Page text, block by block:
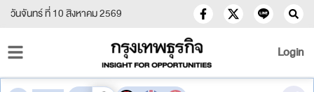
วันจันทร์ ที่ 10 สิงหาคม 2569
Login